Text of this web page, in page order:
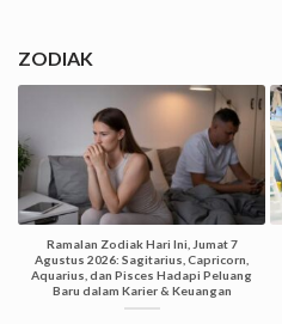
ZODIAK
Ramalan Zodiak Hari Ini, Jumat 7
Agustus 2026: Sagitarius, Capricorn,
Aquarius, dan Pisces Hadapi Peluang
Baru dalam Karier & Keuangan